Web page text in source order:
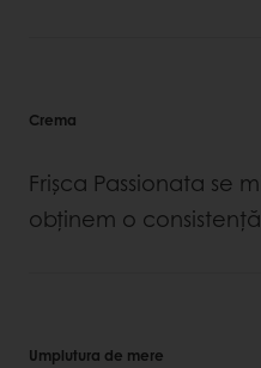
Crema
Frişca Passionata se
obținem o
Umplutura de mere